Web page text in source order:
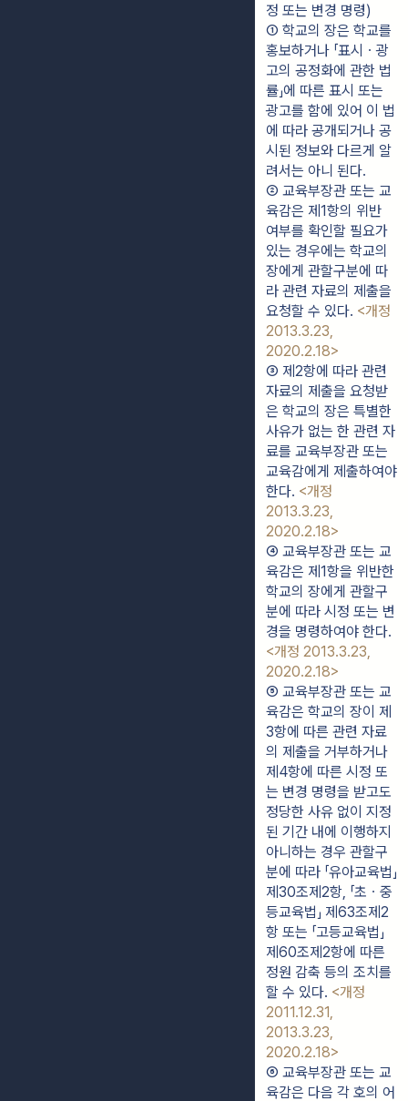
정 또는 변경 명령)
① 학교의 장은 학교를
홍보하거나 「표시ㆍ광
고의 공정화에 관한 법
률」에 따른 표시 또는
광고를 함에 있어 이 법
에 따라 공개되거나 공
시된 정보와 다르게 알
려서는 아니 된다.
② 교육부장관 또는 교
육감은 제1항의 위반
여부를 확인할 필요가
있는 경우에는 학교의
장에게 관할구분에 따
라 관련 자료의 제출을
요청할 수 있다. <개정
2013.3.23,
2020.2.18>
③ 제2항에 따라 관련
자료의 제출을 요청받
은 학교의 장은 특별한
사유가 없는 한 관련 자
료를 교육부장관 또는
교육감에게 제출하여야
한다. <개정
2013.3.23,
2020.2.18>
④ 교육부장관 또는 교
육감은 제1항을 위반한
학교의 장에게 관할구
분에 따라 시정 또는 변
<개정 2013.3.23,
2020.2.18>
⑤ 교육부장관 또는 교
육감은 학교의 장이 제
3항에 따른 관련 자료
의 제출을 거부하거나
제4항에 따른 시정 또
는 변경 명령을 받고도
정당한 사유 없이 지정
된 기간 내에 이행하지
아니하는 경우 관할구
분에 따라 「유아교육법」
제30조제2항, 「초ㆍ중
등교육법」 제63조제2
항 또는 「고등교육법」
제60조제2항에 따른
정원 감축 등의 조치를
할 수 있다. <개정
2011.12.31,
2013.3.23,
2020.2.18>
⑥ 교육부장관 또는 교
육감은 다음 각 호의 어